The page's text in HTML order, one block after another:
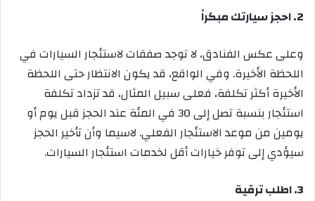
2. احجز سيارتك مبكراً
وعلى عكس الفنادق، لا توجد صفقات لاستئجار السيارات في
اللحظة الأخيرة. وفي الواقع، قد يكون الانتظار حتى اللحظة
الأخيرة أكثر تكلفة، فعلى سبيل المثال، قد تزداد تكلفة
استئجار بنسبة تصل إلى30 في المئة عند الحجز قبل يوم أو
يومين من موعد الاستئجار الفعلي. لاسيما وأن تأخير الحجز
سيؤدي إلى توفر خيارات أقل لخدمات استئجار السيارات.
3. اطلب ترقية